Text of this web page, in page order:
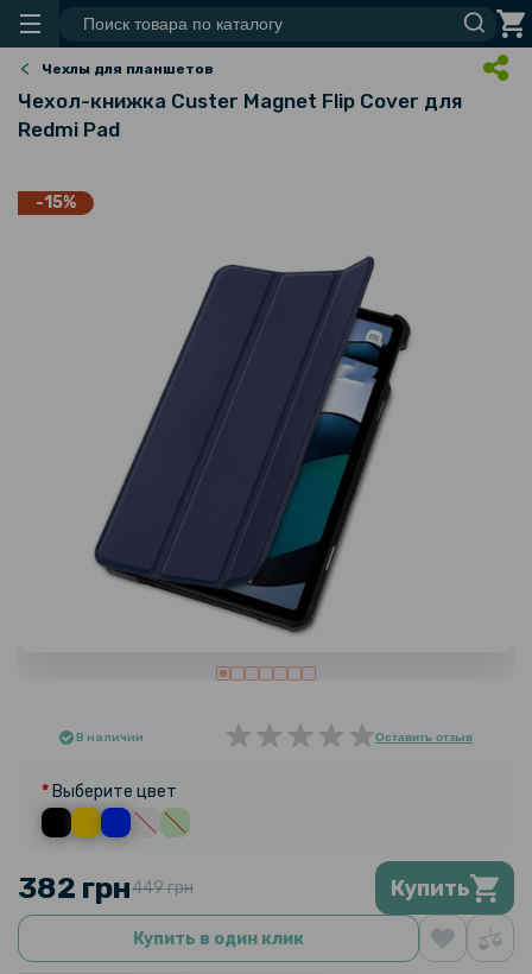
Чехлы для планшетов
Чехол-книжка Custer Magnet Flip Cover для
Redmi Pad
-15%
В наличии Оставить отзыв
Выберите цвет
382 грн449 грн Купить
Купить в один клик